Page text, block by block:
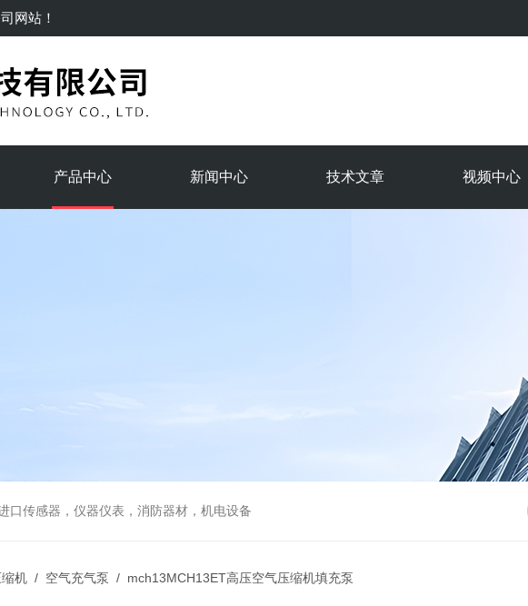
网站！
产品中心 新闻中心 技术文章 视频中心
口传感器，仪器仪表，消防器材，机电设备
机 / 空气充气泵 / mch13MCH13ET高压空气压缩机填充泵